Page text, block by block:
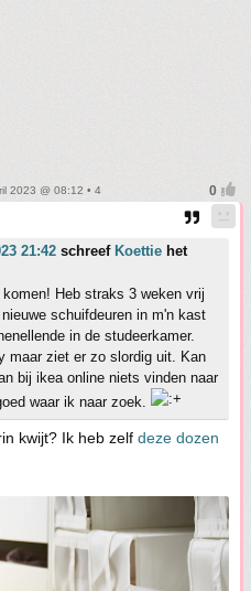
2023 @ 08:12 • 4
21:42 schreef Koettie het
Heb straks 3 weken vrij
schuifdeuren in m'n kast
in de studeerkamer.
maar ziet er zo slordig uit. Kan
bij ikea online niets vinden naar
waar ik naar zoek.
kwijt? Ik heb zelf deze dozen